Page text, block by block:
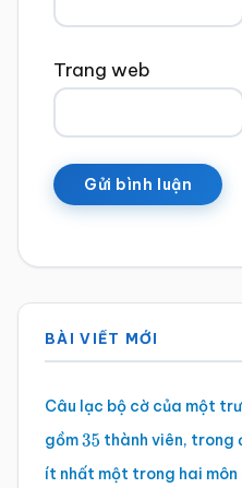
Trang web
Sidebar
chính
BÀI VIẾT MỚI
Câu lạc bộ cờ của một
gồm35 thành viên, trong
ít nhất một trong hai